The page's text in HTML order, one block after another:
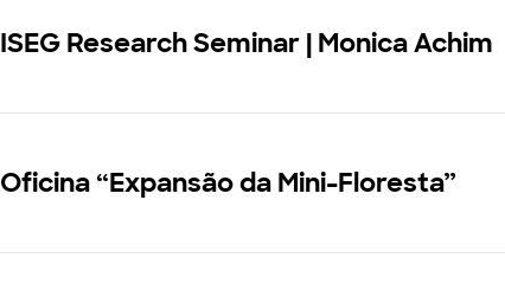
ISEG Research Seminar | Monica Achim
Oficina “Expansão da Mini-Floresta”